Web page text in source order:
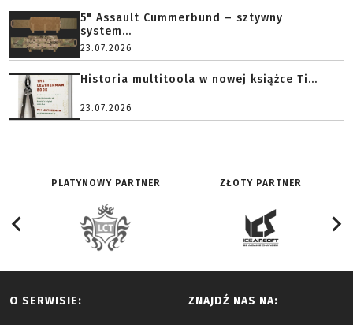
5" Assault Cummerbund – sztywny
system...
23.07.2026
Historia multitoola w nowej książce Ti...
23.07.2026
PLATYNOWY PARTNER ZŁOTY PARTNER
O SERWISIE: ZNAJDŹ NAS NA: